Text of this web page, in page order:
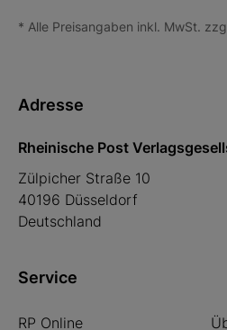
* Alle Preisangaben inkl. MwSt.
Adresse
Rheinische Post
Zülpicher Straße 10
40196 Düsseldorf
Deutschland
Service
RP Online